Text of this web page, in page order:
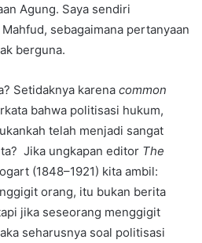
Agung. Saya sendiri
sebagaimana pertanyaan
berguna.
Setidaknya karena common
bahwa politisasi hukum,
telah menjadi sangat
Jika ungkapan editor The
(1848–1921) kita ambil:
orang, itu bukan berita
jika seseorang menggigit
seharusnya soal politisasi